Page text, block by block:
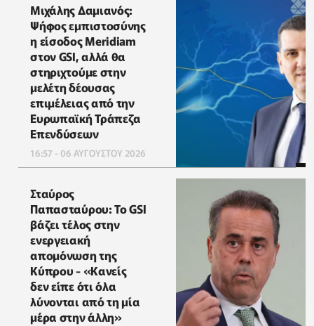
Μιχάλης Δαμιανός:
Ψήφος εμπιστοσύνης
η είσοδος Meridiam
στον GSI, αλλά θα
στηριχτούμε στην
μελέτη δέουσας
επιμέλειας από την
Ευρωπαϊκή Τράπεζα
Επενδύσεων
16:57 - 06 ΑΥΓΟΥΣΤΟΥ 2026
Σταύρος
Παπασταύρου: Το GSI
βάζει τέλος στην
ενεργειακή
απομόνωση της
Κύπρου - «Κανείς
δεν είπε ότι όλα
λύνονται από τη μία
μέρα στην άλλη»